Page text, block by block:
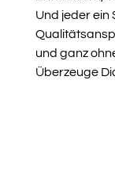
Und jeder ein
und ganz
Überzeuge